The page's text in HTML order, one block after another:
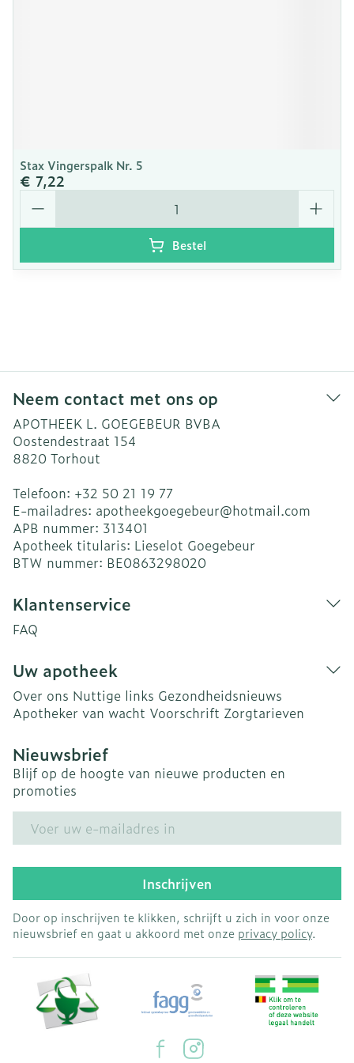
Stax Vingerspalk Nr. 5
€ 7,22
Aantal
Bestel
Neem contact met ons op
APOTHEEK L. GOEGEBEUR BVBA
Oostendestraat 154
8820 Torhout
Telefoon: +32 50 21 19 77
E-mailadres: apotheekgoegebeur@hotmail.com
APB nummer: 313401
Apotheek titularis: Lieselot Goegebeur
BTW nummer: BE0863298020
Klantenservice
FAQ
Uw apotheek
Over ons Nuttige links Gezondheidsnieuws
Apotheker van wacht Voorschrift Zorgtarieven
Nieuwsbrief
Blijf op de hoogte van nieuwe producten en
promoties
Inschrijven
Door op inschrijven te klikken, schrijft u zich in voor onze
nieuwsbrief en gaat u akkoord met onze privacy policy.